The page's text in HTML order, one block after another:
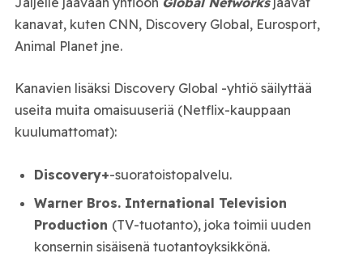
kanavat, kuten CNN, Discovery Global, Eurosport,
Animal Planetjne.
Kanavien lisäksi Discovery Global -yhtiö säilyttää
useita muita omaisuuseriä (Netflix-kauppaan
kuulumattomat):
Discovery+-suoratoistopalvelu.
Warner Bros. International Television
Production (TV-tuotanto), joka toimii uuden
konsernin sisäisenä tuotantoyksikkönä.